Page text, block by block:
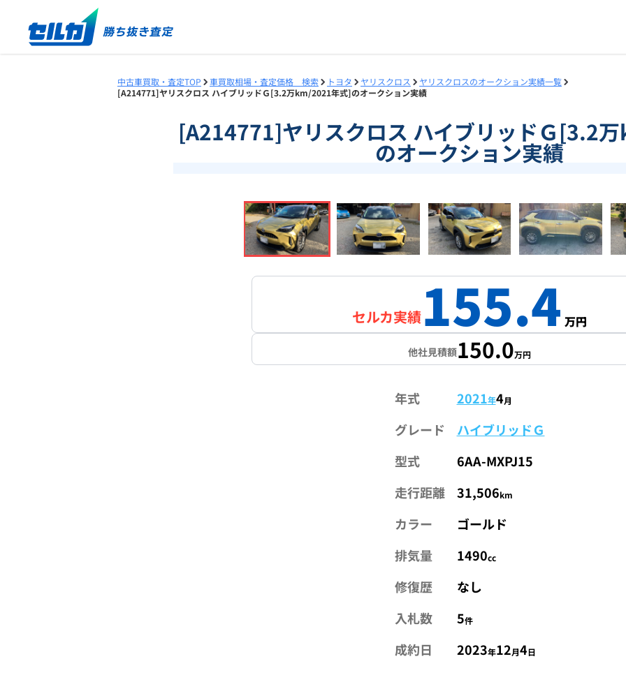
中古車買取・査定TOP 車買取相場・査定価格 検索 トヨタ ヤリスクロス
ヤリスクロスのオークション実績一覧
[A214771]ヤリスクロス ハイブリッドＧ[3.2万km/2021年式]のオークション実績
[A214771]ヤリスクロス ハイブリッドＧ[3.2
のオークション実績
セルカ実績155.4 万円
他社見積額150.0万円
年式 2021年4月
グレード
ハイブリッドＧ
型式
6AA-MXPJ15
走行距離
31,506km
カラー
ゴールド
排気量
1490cc
修復歴
なし
入札数
5件
成約日 2023年12月4日